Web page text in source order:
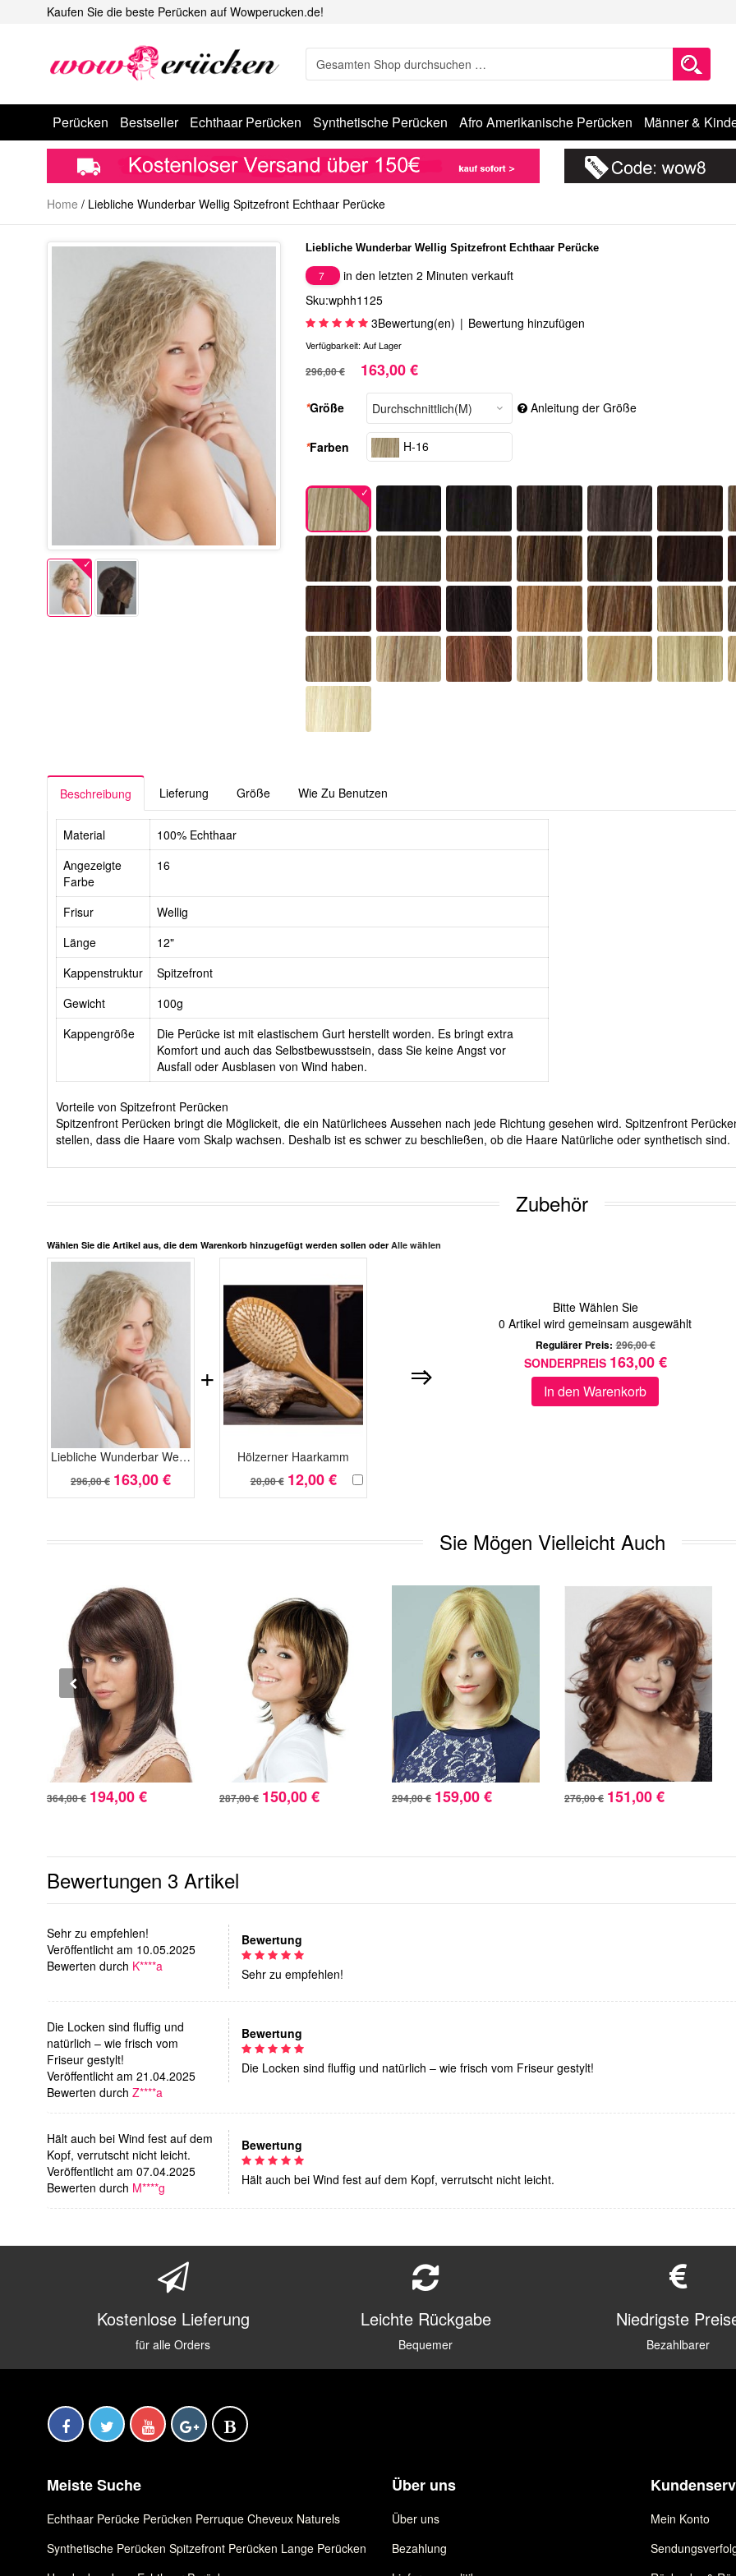
Kaufen Sie die beste Perücken auf Wowperucken.de!
Perücken Bestseller Echthaar Perücken Synthetische Perücken Afro Amerikanische Perücken Männer &
Home / Liebliche Wunderbar Wellig Spitzefront Echthaar Perücke
Liebliche Wunderbar Wellig Spitzefront Echthaar Perücke
7
in den letzten 2 Minuten verkauft
Sku:wphh1125
3Bewertung(en) | Bewertung hinzufügen
Verfügbarkeit: Auf Lager
296,00 € 163,00 €
*Größe Anleitung der Größe
*Farben H-16
Beschreibung Lieferung Größe Wie Zu Benutzen
Material
100% Echthaar
Angezeigte
Farbe
16
Frisur
Wellig
Länge
12"
Kappenstruktur
Spitzefront
Gewicht
100g
Kappengröße
Die Perücke ist mit elastischem Gurt herstellt worden. Es bringt extra
Komfort und auch das Selbstbewusstsein, dass Sie keine Angst vor
Ausfall oder Ausblasen von Wind haben.
Vorteile von Spitzefront Perücken
Spitzenfront Perücken bringt die Möglickeit, die ein Natürlichees Aussehen nach jede Richtung gesehen wird. Spitzenfront
stellen, dass die Haare vom Skalp wachsen. Deshalb ist es schwer zu beschließen, ob die Haare Natürliche oder synthetisch sind.
Zubehör
Wählen Sie die Artikel aus, die dem Warenkorb hinzugefügt werden sollen oder Alle wählen
Liebliche Wunderbar Wellig Spitzefront Echthaar Perücke
296,00 € 163,00 €
Hölzerner Haarkamm
20,00 € 12,00 €
+
Bitte Wählen Sie
0 Artikel wird gemeinsam ausgewählt
Regulärer Preis: 296,00 €
SONDERPREIS 163,00 €
In den Warenkorb
Sie Mögen Vielleicht Auch
364,00 € 194,00 € 287,00 € 150,00 € 294,00 € 159,00 € 276,00 € 151,00 €
Bewertungen 3 Artikel
Sehr zu empfehlen!
Veröffentlicht am 10.05.2025
Bewerten durch K****a
Bewertung
Sehr zu empfehlen!
Die Locken sind fluffig und
natürlich – wie frisch vom
Friseur gestylt!
Veröffentlicht am 21.04.2025
Bewerten durch Z****a
Bewertung
Die Locken sind fluffig und natürlich – wie frisch vom Friseur gestylt!
Hält auch bei Wind fest auf dem
Kopf, verrutscht nicht leicht.
Veröffentlicht am 07.04.2025
Bewerten durch M****g
Bewertung
Hält auch bei Wind fest auf dem Kopf, verrutscht nicht leicht.
Kostenlose Lieferung
für alle Orders
Leichte Rückgabe
Bequemer
Niedrigste
Bezahlbarer
Meiste Suche
Echthaar Perücke Perücken Perruque Cheveux Naturels
Synthetische Perücken Spitzefront Perücken Lange Perücken
Über uns
Über uns
Bezahlung
Mein Konto